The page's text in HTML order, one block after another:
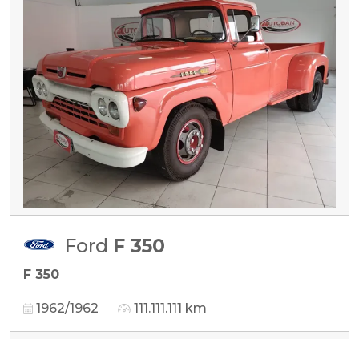
Ford F 350
F 350
1962/1962 111.111.111 km